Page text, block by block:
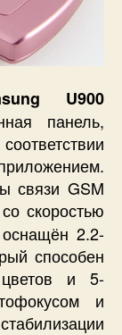
U900
панель,
связи GSM
со скоростью
2.2-
способен
и 5-
и